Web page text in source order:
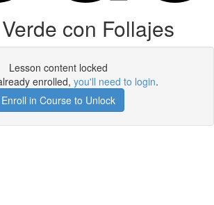
con Follajes
Lesson content locked
enrolled, you'll need to login.
Enroll in Course to Unlock